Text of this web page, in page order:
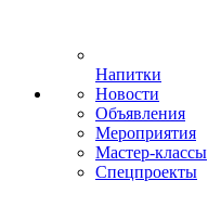
Напитки
Новости
Объявления
Мероприятия
Мастер-классы
Спецпроекты